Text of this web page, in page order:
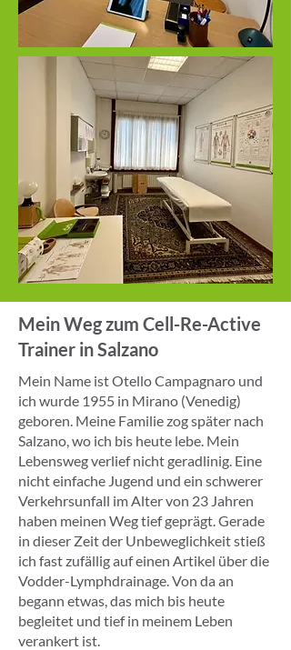
Mein Weg zum Cell-Re-Active
Trainer in Salzano
Mein Name ist Otello Campagnaro und
ich wurde 1955 in Mirano (Venedig)
geboren. Meine Familie zog später nach
Salzano, wo ich bis heute lebe. Mein
Lebensweg verlief nicht geradlinig. Eine
nicht einfache Jugend und ein schwerer
Verkehrsunfall im Alter von 23 Jahren
haben meinen Weg tief geprägt. Gerade
in dieser Zeit der Unbeweglichkeit stieß
ich fast zufällig auf einen Artikel über die
Vodder-Lymphdrainage. Von da an
begann etwas, das mich bis heute
begleitet und tief in meinem Leben
verankert ist.